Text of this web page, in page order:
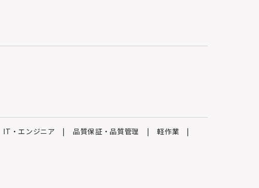
IT・エンジニア 品質保証・品質管理
軽作業